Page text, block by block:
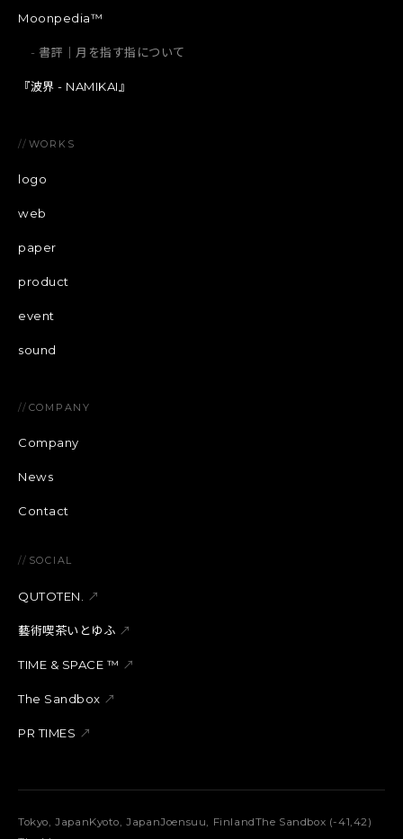
Moonpedia™
書評｜月を指す指について
『波界 - NAMIKAI』
// WORKS
logo
web
paper
product
event
sound
// COMPANY
Company
News
Contact
// SOCIAL
QUTOTEN. ↗
藝術喫茶いとゆふ ↗
TIME & SPACE ™︎ ↗
The Sandbox ↗
PR TIMES ↗
Tokyo, JapanKyoto, JapanJoensuu, FinlandThe Sandbox (-41,42)